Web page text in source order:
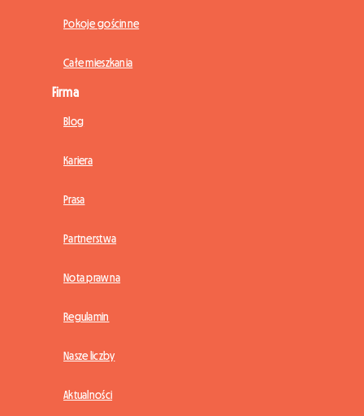
Pokoje gościnne
Całe mieszkania
Firma
Blog
Kariera
Prasa
Partnerstwa
Nota prawna
Regulamin
Nasze liczby
Aktualności